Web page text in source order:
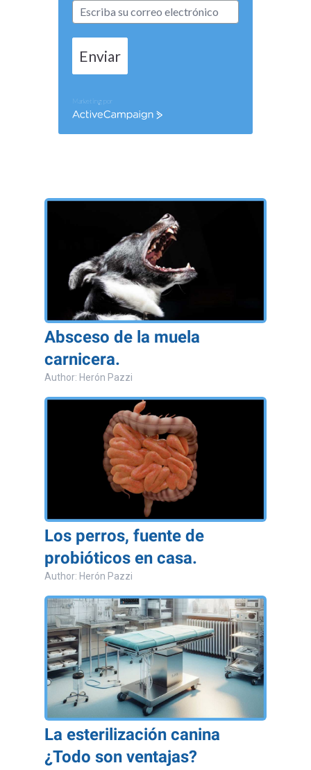
Enviar
Marketing por
ActiveCampaign
Absceso de la muela
carnicera.
Author: Herón Pazzi
Los perros, fuente de
probióticos en casa.
Author: Herón Pazzi
La esterilización canina
¿Todo son ventajas?